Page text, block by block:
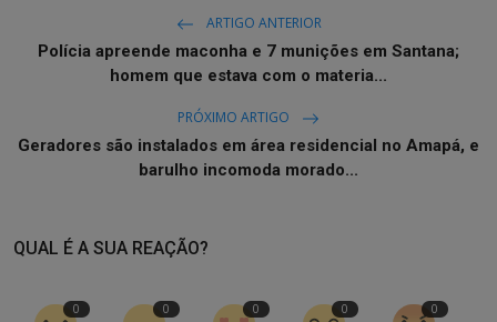
ARTIGO ANTERIOR
Polícia apreende maconha e 7 munições em Santana;
homem que estava com o materia...
PRÓXIMO ARTIGO
Geradores são instalados em área residencial no Amapá, e
barulho incomoda morado...
QUAL É A SUA REAÇÃO?
0 0 0 0 0